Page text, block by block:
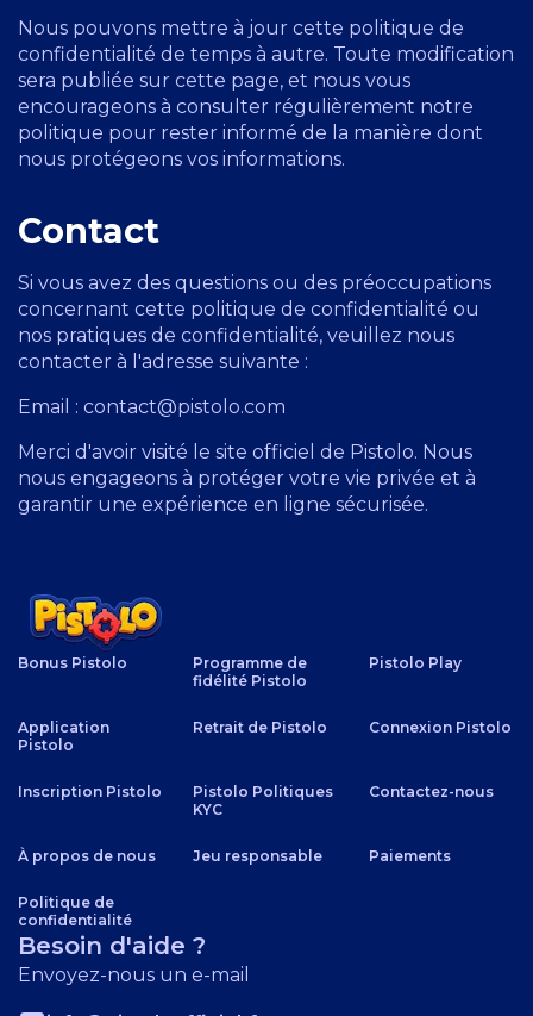
Nous pouvons mettre à jour cette politique de
confidentialité de temps à autre. Toute modification
sera publiée sur cette page, et nous vous
encourageons à consulter régulièrement notre
politique pour rester informé de la manière dont
nous protégeons vos informations.
Contact
Si vous avez des questions ou des préoccupations
concernant cette politique de confidentialité ou
nos pratiques de confidentialité, veuillez nous
contacter à l'adresse suivante :
Email : contact@pistolo.com
Merci d'avoir visité le site officiel de Pistolo. Nous
nous engageons à protéger votre vie privée et à
garantir une expérience en ligne sécurisée.
Bonus Pistolo
Programme de
fidélité Pistolo
Pistolo Play
Application
Pistolo
Retrait de Pistolo Connexion Pistolo
Inscription Pistolo
Pistolo Politiques
KYC
Contactez-nous
À propos de nous Jeu responsable Paiements
Politique de
confidentialité
Besoin d'aide ?
Envoyez-nous un e-mail